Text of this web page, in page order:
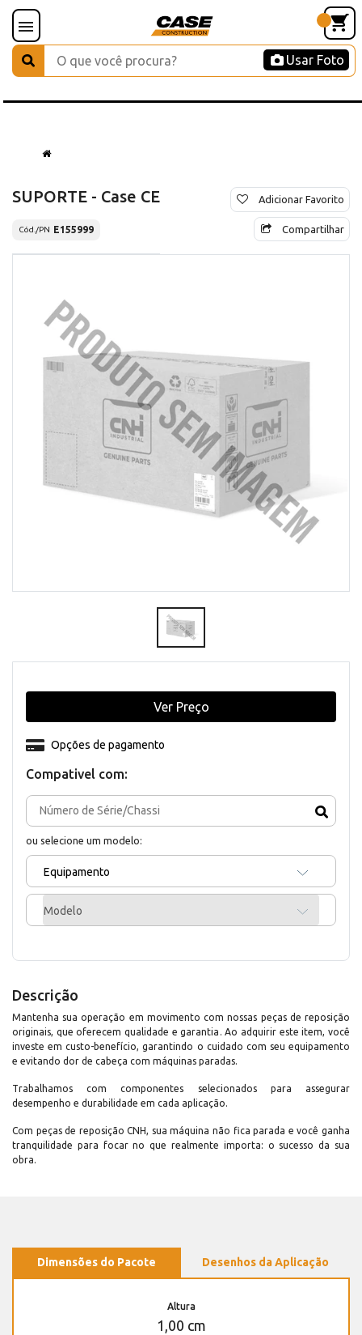
Usar Foto
SUPORTE - Case CE
Cód./PN E155999
Adicionar Favorito
Compartilhar
Compativel com:
ou selecione um modelo:
Equipamento
Modelo
Opções de pagamento
Ver Preço
Descrição
Mantenha sua operação em movimento com nossas peças de reposição
originais, que oferecem qualidade e garantia. Ao adquirir este item, você
investe em custo-benefício, garantindo o cuidado com seu equipamento
e evitando dor de cabeça com máquinas paradas.
Trabalhamos com componentes selecionados para assegurar
desempenho e durabilidade em cada aplicação.
Com peças de reposição CNH, sua máquina não fica parada e você ganha
tranquilidade para focar no que realmente importa: o sucesso da sua
obra.
Dimensões do Pacote Desenhos da Aplicação
Altura
1,00 cm